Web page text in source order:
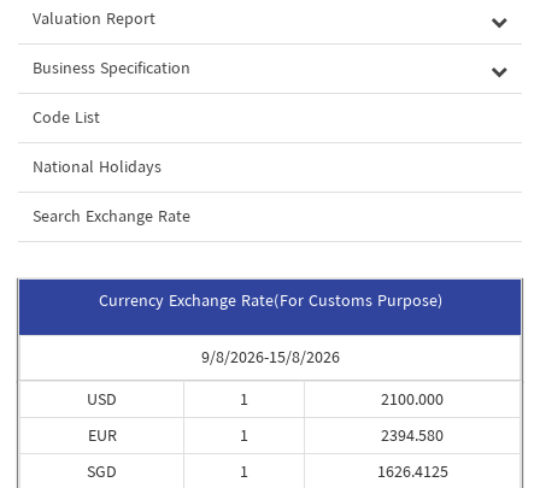
Valuation Report
Business Specification
Code List
National Holidays
Search Exchange Rate
Currency Exchange Rate(For Customs Purpose)
9/8/2026-15/8/2026
USD
EUR
SGD
1
1
1
2100.000
2394.580
1626.4125